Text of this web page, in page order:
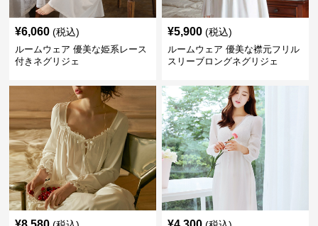
¥6,060 (税込)
ルームウェア 優美な姫系レース
付きネグリジェ
¥5,900 (税込)
ルームウェア 優美な襟元フリル
スリーブロングネグリジェ